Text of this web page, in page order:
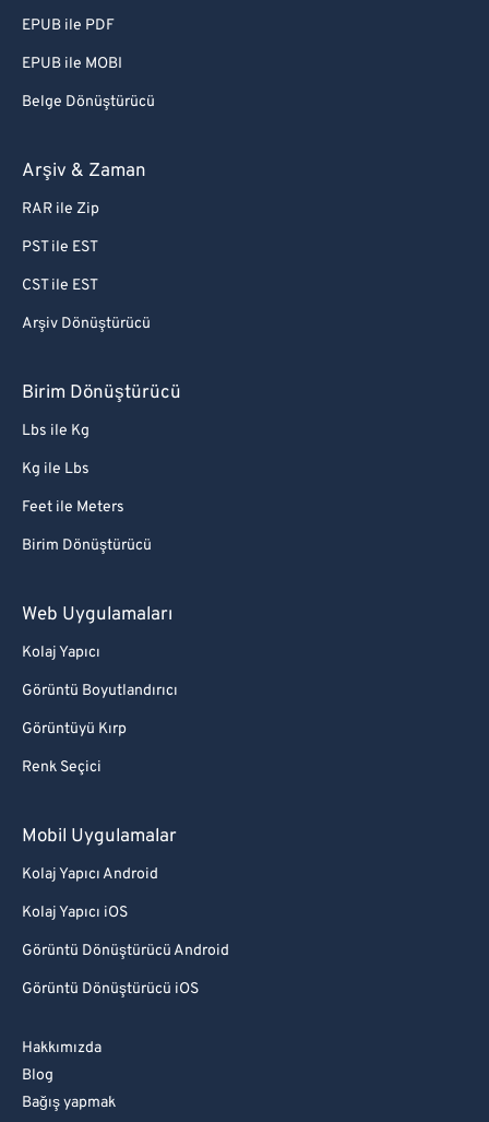
EPUB ile PDF
EPUB ile MOBI
Belge Dönüştürücü
Arşiv & Zaman
RAR ile Zip
PST ile EST
CST ile EST
Arşiv Dönüştürücü
Birim Dönüştürücü
Lbs ile Kg
Kg ile Lbs
Feet ile Meters
Birim Dönüştürücü
Web Uygulamaları
Kolaj Yapıcı
Görüntü Boyutlandırıcı
Görüntüyü Kırp
Renk Seçici
Mobil Uygulamalar
Kolaj Yapıcı Android
Kolaj Yapıcı iOS
Görüntü Dönüştürücü Android
Görüntü Dönüştürücü iOS
Hakkımızda
Blog
Bağış yapmak